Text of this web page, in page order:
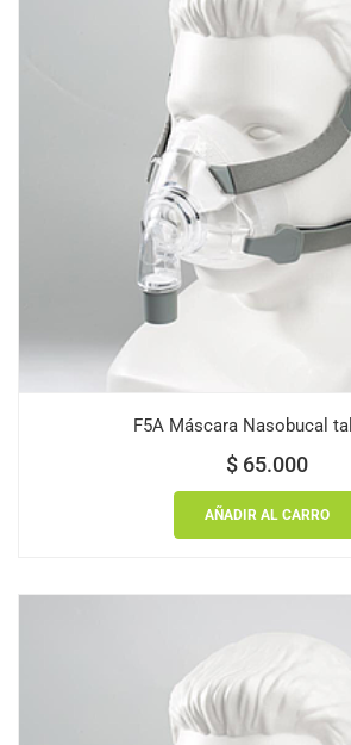
F5A Máscara Nasobucal
$ 65.000
AÑADIR AL CARRO